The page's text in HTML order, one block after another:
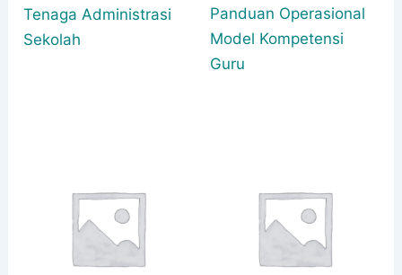
Tenaga Administrasi
Sekolah
Panduan Operasional
Model Kompetensi
Guru